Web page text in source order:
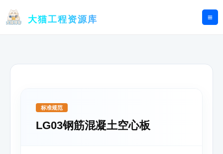
大猫工程资源库
标准规范
LG03钢筋混凝土空心板